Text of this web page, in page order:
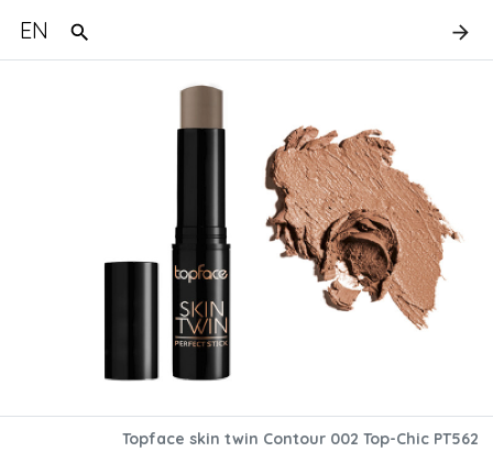
EN
Topface skin twin Contour 002 Top-Chic PT562